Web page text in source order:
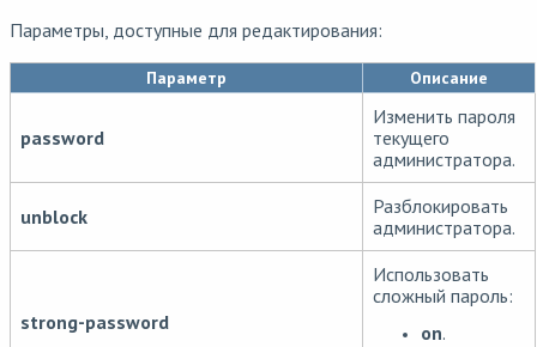
Параметры, доступные для редактирования:
Параметр Описание
password
Изменить пароля
текущего
администратора.
unblock
Разблокировать
администратора.
strong-password
Использовать
сложный пароль:
on.